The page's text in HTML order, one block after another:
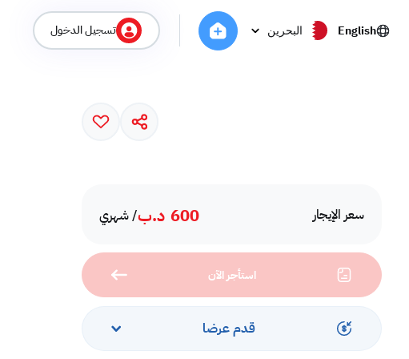
English البحرين تسجيل الدخول
سعر الإيجار 600 د.ب/ شهري
استأجر الآن
قدم عرضا